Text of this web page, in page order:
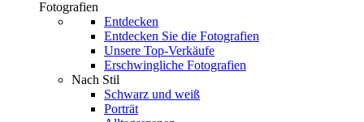
Fotografien
Entdecken
Entdecken Sie die Fotografien
Unsere Top-Verkäufe
Erschwingliche Fotografien
Nach Stil
Schwarz und weiß
Porträt